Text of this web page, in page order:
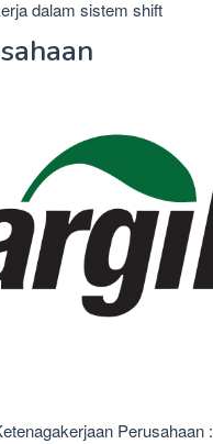
dalam sistem shift
Perusahaan :